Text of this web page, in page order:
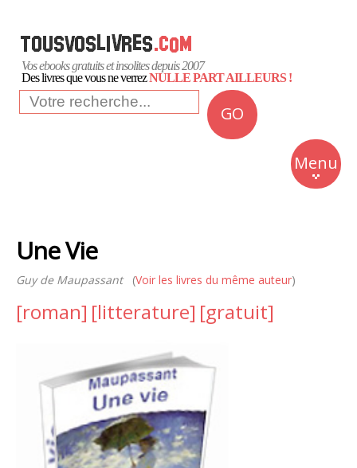
Vos ebooks gratuits et insolites depuis 2007
Des livres que vous ne verrezNULLE PART AILLEURS !
GO
Menu
Insolite
Business
Quotidien
Une Vie
Guy de Maupassant(Voir les livres du même auteur)
[roman] [litterature] [gratuit]